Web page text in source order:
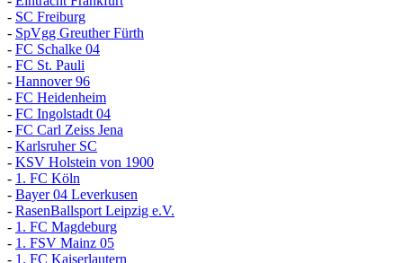
- SC Freiburg
- SpVgg Greuther Fürth
- FC Schalke 04
- FC St. Pauli
- Hannover 96
- FC Heidenheim
- FC Ingolstadt 04
- FC Carl Zeiss Jena
- Karlsruher SC
- KSV Holstein von 1900
- 1. FC Köln
- Bayer 04 Leverkusen
- RasenBallsport Leipzig e.V.
- 1. FC Magdeburg
- 1. FSV Mainz 05
- 1. FC Kaiserlautern